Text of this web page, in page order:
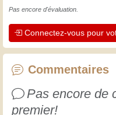
chaque
Pas encore d'évaluation.
Connectez-vous pour
Commentaires
Pas encore de
premier!